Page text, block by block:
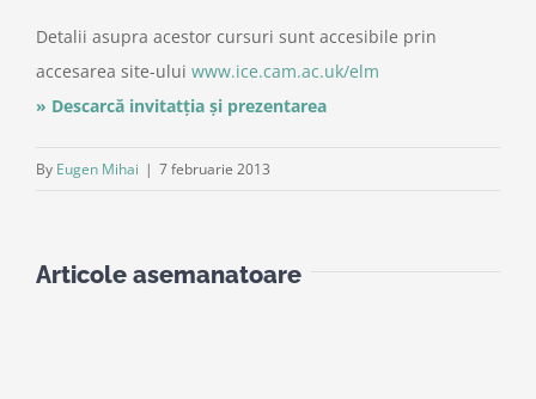
Detalii asupra acestor cursuri sunt accesibile prin
accesarea site-ului www.ice.cam.ac.uk/elm
» Descarcă invitatția și prezentarea
By Eugen Mihai | 7 februarie 2013
Articole asemanatoare